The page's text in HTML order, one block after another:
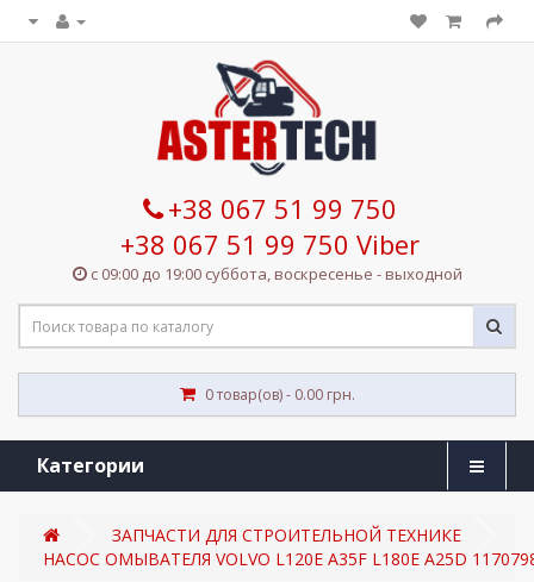
+38 067 51 99 750
+38 067 51 99 750 Viber
с 09:00 до 19:00 суббота, воскресенье - выходной
0 товар(ов) - 0.00 грн.
Категории
ЗАПЧАСТИ ДЛЯ СТРОИТЕЛЬНОЙ ТЕХНИКЕ
НАСОС ОМЫВАТЕЛЯ VOLVO L120E A35F L180E A25D